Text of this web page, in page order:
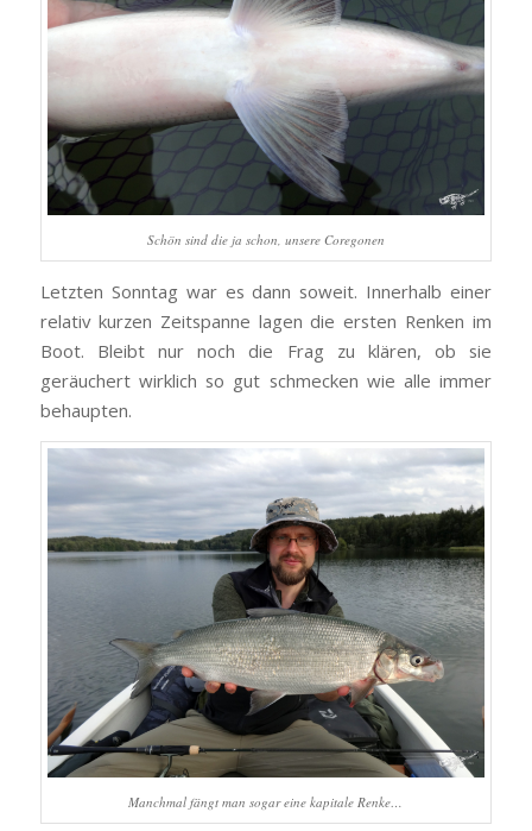
Schön sind die ja schon, unsere Coregonen
Letzten Sonntag war es dann soweit. Innerhalb einer
relativ kurzen Zeitspanne lagen die ersten Renken im
Boot. Bleibt nur noch die Frag zu klären, ob sie
geräuchert wirklich so gut schmecken wie alle immer
behaupten.
Manchmal fängt man sogar eine kapitale Renke…